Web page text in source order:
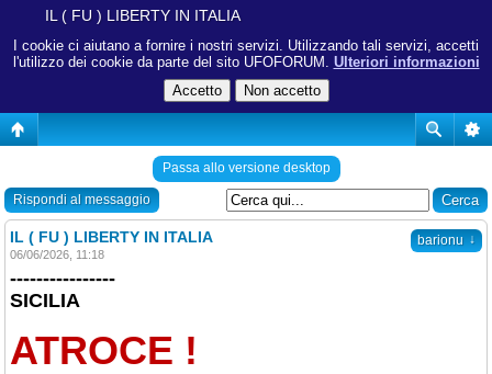
I cookie ci aiutano a fornire i nostri servizi. Utilizzando tali servizi, accetti
l'utilizzo dei cookie da parte del sito UFOFORUM. Ulteriori informazioni
IL ( FU ) LIBERTY IN ITALIA
Passa allo versione desktop
Rispondi al messaggio
barionu ↓
IL ( FU ) LIBERTY IN ITALIA
06/06/2026, 11:18
----------------
SICILIA
ATROCE !